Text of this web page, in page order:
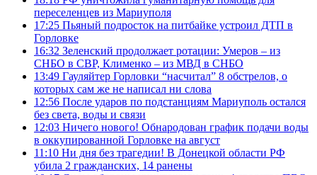
переселенцев из Мариуполя
17:25 Пьяный подросток на питбайке устроил ДТП в
Горловке
16:32 Зеленский продолжает ротации: Умеров – из
СНБО в СВР, Клименко – из МВД в СНБО
13:49 Гауляйтер Горловки “насчитал” 8 обстрелов, о
которых сам же не написал ни слова
12:56 После ударов по подстанциям Мариуполь остался
без света, воды и связи
12:03 Ничего нового! Обнародован график подачи воды
в оккупированной Горловке на август
11:10 Ни дня без трагедии! В Донецкой области РФ
убила 2 гражданских, 14 ранены